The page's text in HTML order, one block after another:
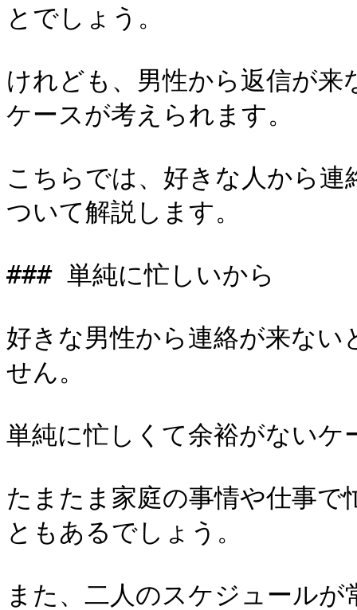
とでしょう。
けれども、男性から返信が
ケースが考えられます。
こちらでは、好きな人から
ついて解説します。
### 単純に忙しいから
好きな男性から連絡が来な
せん。
単純に忙しくて余裕がないケ
たまたま家庭の事情や仕事
ともあるでしょう。
また、二人のスケジュール